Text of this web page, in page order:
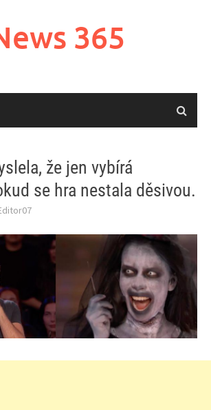
365
že jen vybírá
se hra nestala děsivou.